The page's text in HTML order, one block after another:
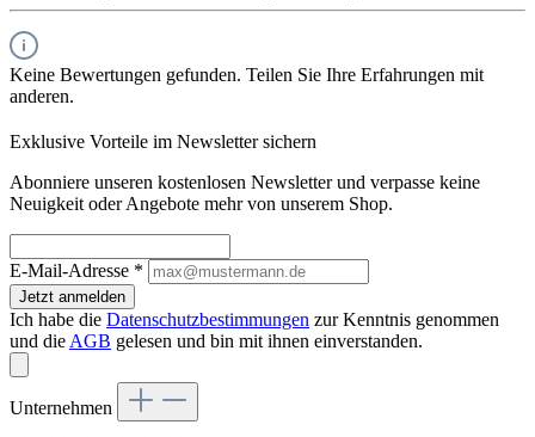
Keine Bewertungen gefunden. Teilen Sie Ihre Erfahrungen mit
anderen.
Exklusive Vorteile im Newsletter sichern
Abonniere unseren kostenlosen Newsletter und verpasse keine
Neuigkeit oder Angebote mehr von unserem Shop.
E-Mail-Adresse *
Jetzt anmelden
Ich habe die Datenschutzbestimmungen zur Kenntnis genommen
und die AGB gelesen und bin mit ihnen einverstanden.
Unternehmen